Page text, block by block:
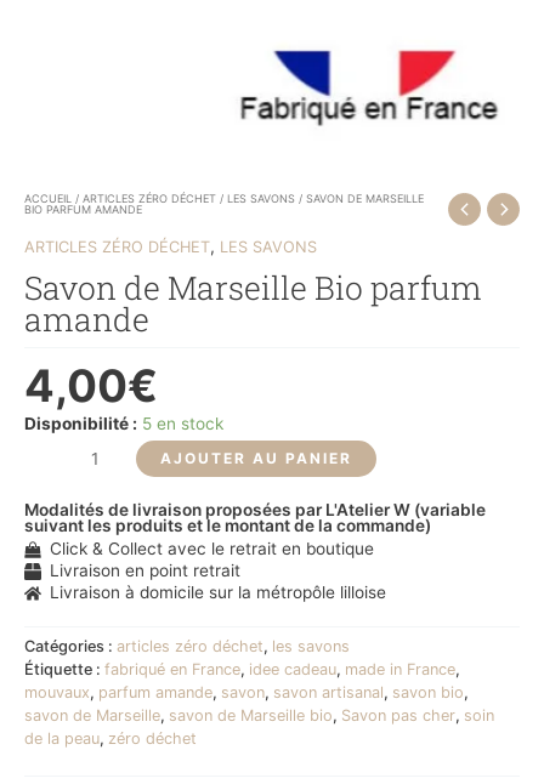
ACCUEIL / ARTICLES ZÉRO DÉCHET / LES SAVONS / SAVON DE MARSEILLE
BIO PARFUM AMANDE
ARTICLES ZÉRO DÉCHET, LES SAVONS
Savon de Marseille Bio parfum
amande
4,00€
Disponibilité : 5 en stock
AJOUTER AU PANIER
Modalités de livraison proposées par L'Atelier W (variable
suivant les produits et le montant de la commande)
Click & Collect avec le retrait en boutique
Livraison en point retrait
Livraison à domicile sur la métropôle lilloise
Catégories : articles zéro déchet, les savons
Étiquette : fabriqué en France, idee cadeau, made in France,
mouvaux, parfum amande, savon, savon artisanal, savon bio,
savon de Marseille, savon de Marseille bio, Savon pas cher, soin
de la peau, zéro déchet